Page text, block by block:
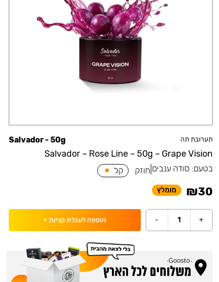
תערובת תה
Salvador – Rose Line – 50g – Grape Vision
Salvador - 50g
בטעם: סודה ענבים חוזק קל
₪30 מומלץ
+
1
- הוספה לעגלת קניות +